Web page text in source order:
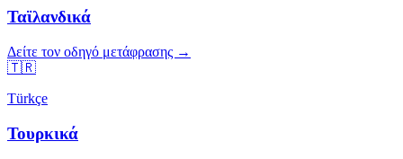
Ταϊλανδικά
Δείτε τον οδηγό μετάφρασης →
🇹🇷
Türkçe
Τουρκικά